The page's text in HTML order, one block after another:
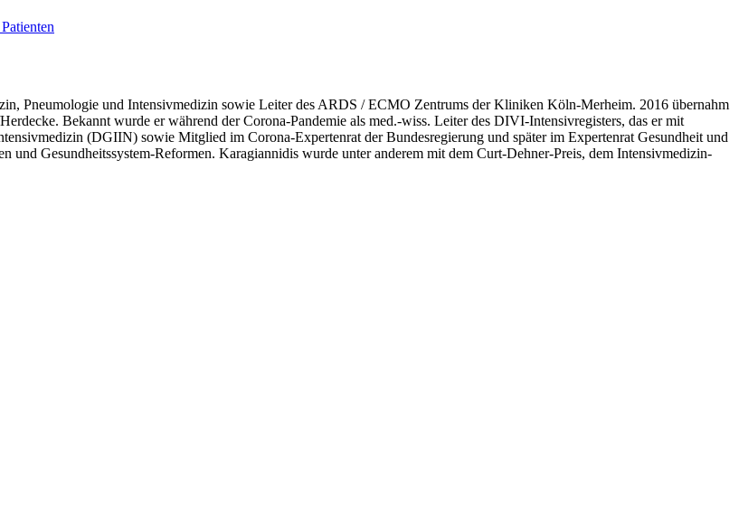
Pneumologie und Intensivmedizin sowie Leiter des ARDS / ECMO Zentrums der Kliniken Köln-Merheim. 2016 übernahm
Bekannt wurde er während der Corona-Pandemie als med.-wiss. Leiter des DIVI-Intensivregisters, das er mit
(DGIIN) sowie Mitglied im Corona-Expertenrat der Bundesregierung und später im Expertenrat Gesundheit und
und Gesundheitssystem-Reformen. Karagiannidis wurde unter anderem mit dem Curt-Dehner-Preis, dem Intensivmedizin-